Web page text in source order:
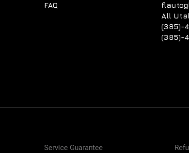
FAQ
All
(385)-
(385)-
Service Guarantee